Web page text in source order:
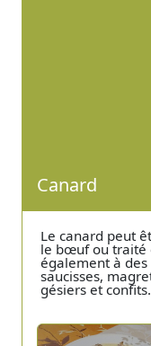
Canard
Le canard peut
le bœuf ou traité
également à
saucisses,
gésiers et confits.